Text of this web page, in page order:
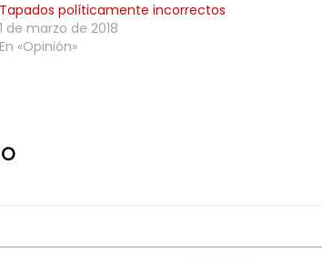
Tapados políticamente incorrectos
1 de marzo de 2018
En «Opinión»